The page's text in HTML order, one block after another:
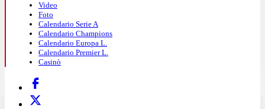
Video
Foto
Calendario Serie A
Calendario Champions
Calendario Europa L.
Calendario Premier L.
Casinò